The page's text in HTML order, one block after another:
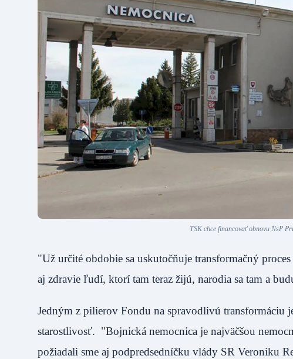
TSK chce financovať obnovu NsP
"Už určité obdobie sa uskutočňuje transformačný
aj zdravie ľudí, ktorí tam teraz žijú, narodia sa tam a
Jedným z pilierov Fondu na spravodlivú transformáciu
starostlivosť. "Bojnická nemocnica je najväčšou
požiadali sme aj podpredsedníčku vlády SR Veroniku